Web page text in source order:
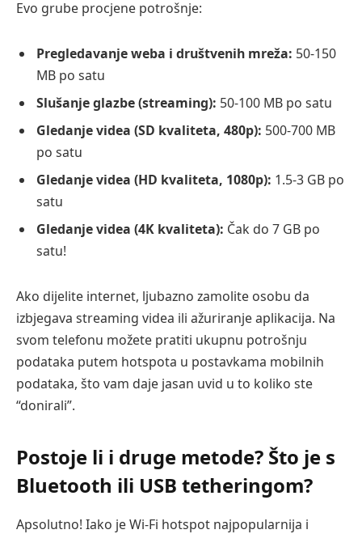
Evo grube procjene potrošnje:
Pregledavanje weba i društvenih mreža: 50-150
MB po satu
Slušanje glazbe (streaming): 50-100 MB po satu
Gledanje videa (SD kvaliteta, 480p): 500-700 MB
po satu
Gledanje videa (HD kvaliteta, 1080p): 1.5-3 GB po
satu
Gledanje videa (4K kvaliteta): Čak do 7 GB po
satu!
Ako dijelite internet, ljubazno zamolite osobu da
izbjegava streaming videa ili ažuriranje aplikacija. Na
svom telefonu možete pratiti ukupnu potrošnju
podataka putem hotspota u postavkama mobilnih
podataka, što vam daje jasan uvid u to koliko ste
“donirali”.
Postoje li i druge metode? Što je s
Bluetooth ili USB tetheringom?
Apsolutno! Iako je Wi-Fi hotspot najpopularnija i